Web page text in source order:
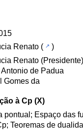
Renato (
)
Renato (Presidente)
de Padua
Gomes da
à Cp (X)
pontual; Espaço das
Teoremas de